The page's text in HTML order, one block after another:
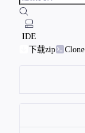
IDE
下载zip
Clone